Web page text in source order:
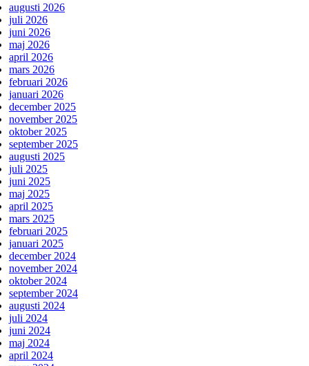
augusti 2026
juli 2026
juni 2026
maj 2026
april 2026
mars 2026
februari 2026
januari 2026
december 2025
november 2025
oktober 2025
september 2025
augusti 2025
juli 2025
juni 2025
maj 2025
april 2025
mars 2025
februari 2025
januari 2025
december 2024
november 2024
oktober 2024
september 2024
augusti 2024
juli 2024
juni 2024
maj 2024
april 2024